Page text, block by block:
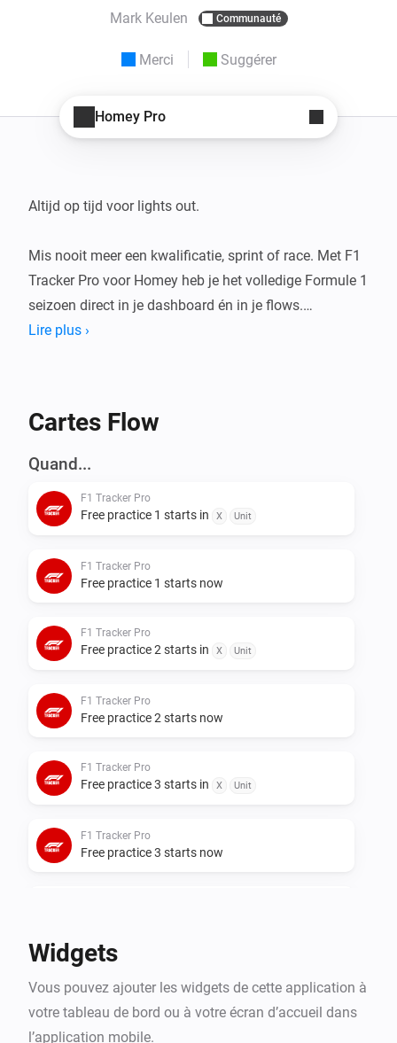
Mark Keulen Communauté
Merci Suggérer
Homey Pro
Altijd op tijd voor lights out.
Mis nooit meer een kwalificatie, sprint of race. Met F1
Tracker Pro voor Homey heb je het volledige Formule 1
seizoen direct in je dashboard én in je flows.
Wat kun je ermee?
Dashboard Widgets
Bekijk alles in één oogopslag op je Homey dashboard:
- F1 Kalender: het volledige seizoensoverzicht per
podiumresultaten
- F1 Weekend Schema: het actuele raceweekend met
inclusief circuitkaart
- F1 Rijders Klassement: rijdersstand met hero-kaart
poles
- F1 Constructeurs Klassement: constructeursstand
met teamauto van de leider
- F1 Afteller: countdown tot de volgende sessie
"De race begint over 1 uur"
Lire plus ›
Cartes Flow
Quand...
F1 Tracker Pro
Free practice 1 starts in X Unit
F1 Tracker Pro
Free practice 1 starts now
F1 Tracker Pro
Free practice 2 starts in X Unit
F1 Tracker Pro
Free practice 2 starts now
F1 Tracker Pro
Free practice 3 starts in X Unit
F1 Tracker Pro
Free practice 3 starts now
F1 Tracker Pro
Qualifying starts in X Unit
F1 Tracker Pro
Widgets
Vous pouvez ajouter les widgets de cette application à
votre tableau de bord ou à votre écran d’accueil dans
l’application mobile.